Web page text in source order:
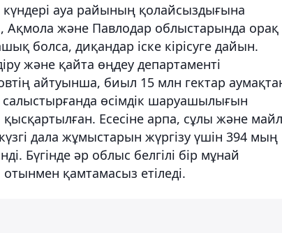
ауа райының қолайсыздығына
Ақмола және Павлодар облыстарында орақ
болса, диқандар іске кірісуге дайын.
және қайта өңдеу департаменті
айтуынша, биыл 15 млн гектар
өсімдік шаруашылығын
Есесіне арпа, сұлы және
дала жұмыстарын жүргізу үшін 394 мың
Бүгінде әр облыс белгілі бір мұнай
қамтамасыз етіледі.